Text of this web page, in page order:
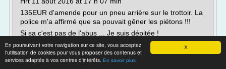
X
En poursuivant votre navigation sur ce site, vous acceptez
l'utilisation de cookies pour vous proposer des contenus et
services adaptés à vos centres d'intérêts. En savoir plus
135EUR d'amende pour un pneu arrière sur le trottoir. La
police m'a affirmé que sa pouvait gêner les piétons !!!
Si sa c'est pas de l'abus ... Je suis dépitée !
darcange m.thérèse 3 août 2015 at 13 h 43 min
j'ai eu un avis de contravention le 1/07/2015 vitesse 70km
et à 300m plus loin panneau à 50km...